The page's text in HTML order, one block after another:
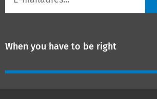
When you have to be right